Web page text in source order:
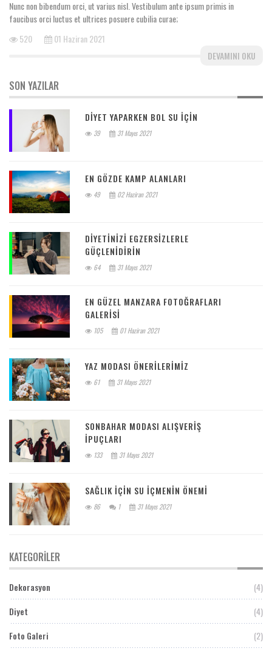
Nunc non bibendum orci, ut varius nisl. Vestibulum ante ipsum primis in
faucibus orci luctus et ultrices posuere cubilia curae;
520
01 Haziran 2021
DEVAMINI OKU
SON YAZILAR
DIYET YAPARKEN BOL SU IÇIN
39 31 Mayıs 2021
EN GÖZDE KAMP ALANLARI
49 02 Haziran 2021
DIYETINIZI EGZERSIZLERLE
GÜÇLENIDIRIN
64 31 Mayıs 2021
EN GÜZEL MANZARA FOTOĞRAFLARI
GALERISI
105 01 Haziran 2021
YAZ MODASI ÖNERILERIMIZ
61 31 Mayıs 2021
SONBAHAR MODASI ALIŞVERIŞ
IPUÇLARI
133 31 Mayıs 2021
SAĞLIK IÇIN SU IÇMENIN ÖNEMI
86 1 31 Mayıs 2021
KATEGORILER
Dekorasyon
(4)
Diyet
(4)
Foto Galeri
(2)